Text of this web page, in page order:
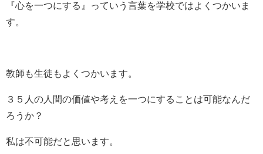
『心を一つにする』っていう言葉を学校ではよくつかいま
す。
教師も生徒もよくつかいます。
３５人の人間の価値や考えを一つにすることは可能なんだ
ろうか？
私は不可能だと思います。